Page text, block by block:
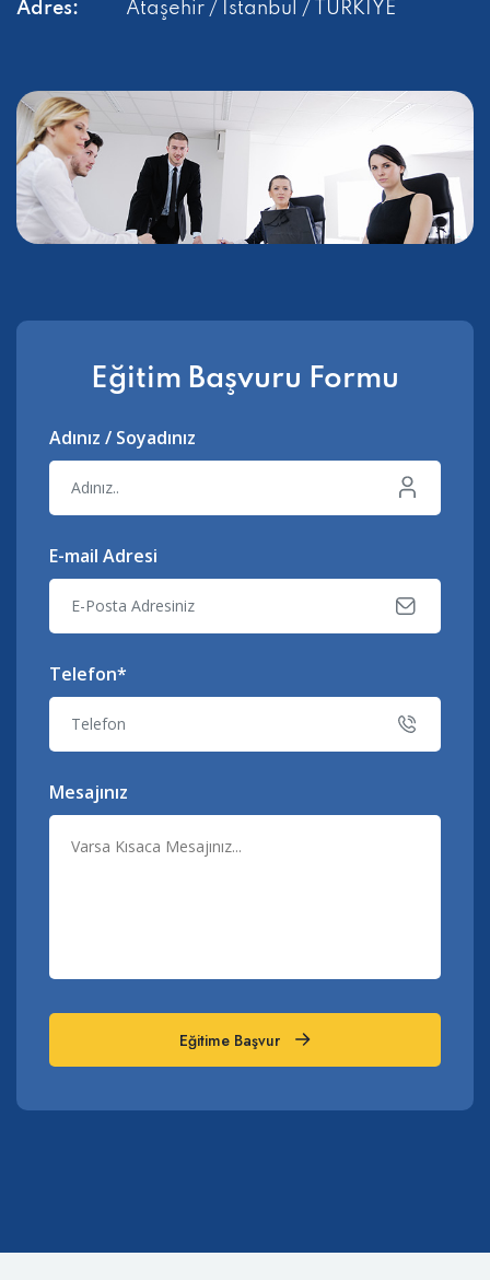
Adres: Ataşehir / İstanbul / TÜRKİYE
Eğitim Başvuru Formu
Adınız / Soyadınız
E-mail Adresi
Telefon*
Mesajınız
Eğitime Başvur
Eğitime Başvur